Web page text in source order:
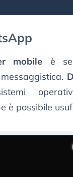
mobile è
è possibile